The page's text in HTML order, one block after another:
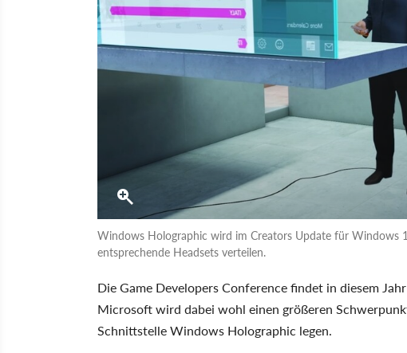
Windows Holographic wird im Creators Update für Windows
entsprechende Headsets verteilen.
Die Game Developers Conference findet in diesem
Microsoft wird dabei wohl einen größeren
Schnittstelle Windows Holographic legen.